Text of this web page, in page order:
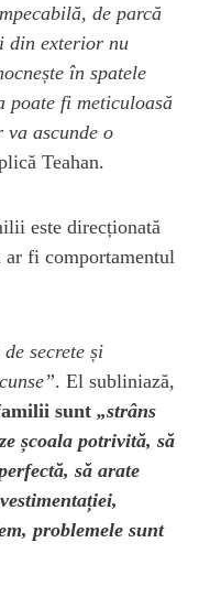
de parcă
din exterior nu
în spatele
poate fi meticuloasă
ascunde o
Teahan.
este direcționată
ar fi comportamentul
secrete și
. El subliniază,
sunt „strâns
școala potrivită, să
să arate
problemele sunt